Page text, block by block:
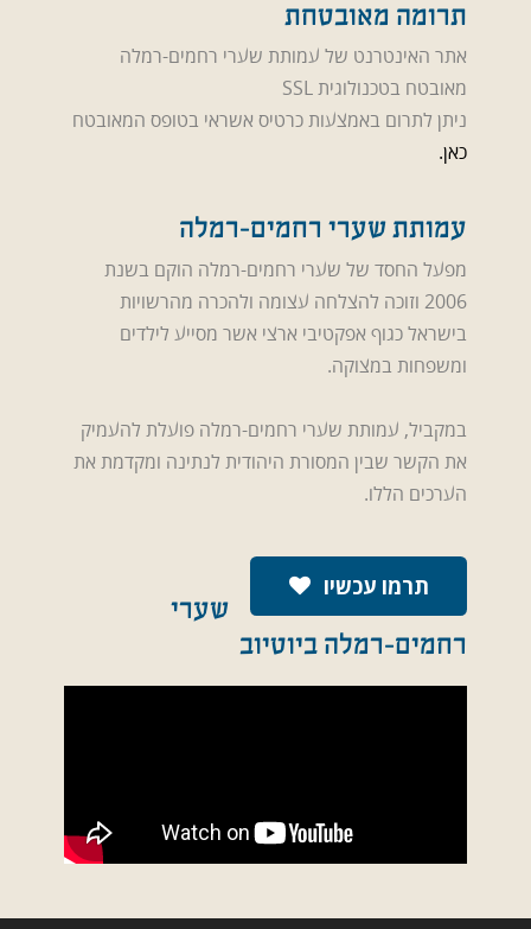
תרומה מאובטחת
אתר האינטרנט של עמותת שערי רחמים-רמלה
מאובטח בטכנולוגית SSL
ניתן לתרום באמצעות כרטיס אשראי בטופס המאובטח
כאן.
עמותת שערי רחמים-רמלה
מפעל החסד של שערי רחמים-רמלה הוקם בשנת
2006 וזוכה להצלחה עצומה ולהכרה מהרשויות
בישראל כגוף אפקטיבי ארצי אשר מסייע לילדים
ומשפחות במצוקה.
במקביל, עמותת שערי רחמים-רמלה פועלת להעמיק
את הקשר שבין המסורת היהודית לנתינה ומקדמת את
הערכים הללו.
תרמו עכשיו
שערי
רחמים-רמלה ביוטיוב